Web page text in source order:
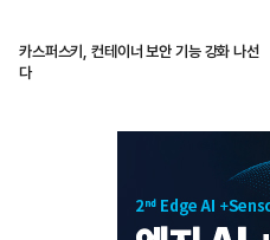
카스퍼스키, 컨테이너 보안 기능 강화 나선
다